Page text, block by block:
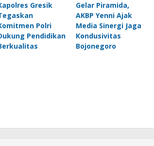
Gresik
Polri
Pendidikan
Gelar Piramida,
AKBP Yenni Ajak
Media Sinergi Jaga
Kondusivitas
Bojonegoro